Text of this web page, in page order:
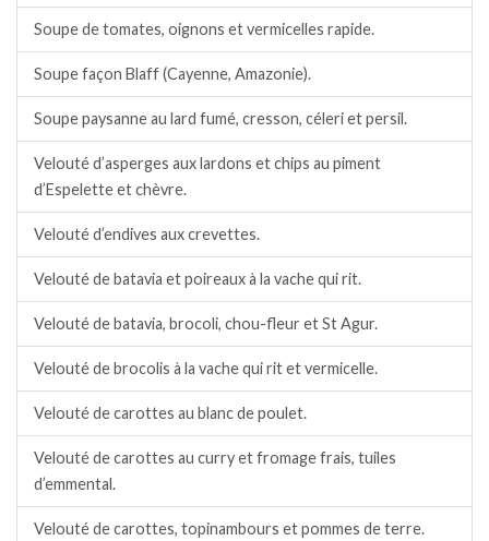
Soupe de tomates, oignons et vermicelles rapide.
Soupe façon Blaff (Cayenne, Amazonie).
Soupe paysanne au lard fumé, cresson, céleri et persil.
Velouté d’asperges aux lardons et chips au piment
d’Espelette et chèvre.
Velouté d’endives aux crevettes.
Velouté de batavia et poireaux à la vache qui rit.
Velouté de batavia, brocoli, chou-fleur et St Agur.
Velouté de brocolis à la vache qui rit et vermicelle.
Velouté de carottes au blanc de poulet.
Velouté de carottes au curry et fromage frais, tuiles
d’emmental.
Velouté de carottes, topinambours et pommes de terre.